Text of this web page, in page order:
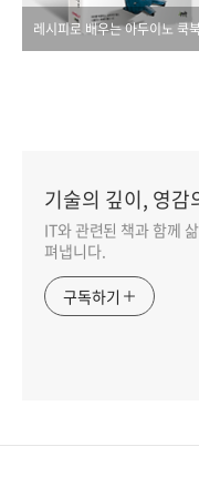
기술의 깊이, 영감
IT와 관련된 책과 함께
펴냅니다.
구독하기